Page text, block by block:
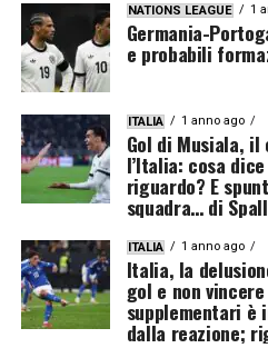
NATIONS LEAGUE 1
Germania-
e probabili
ITALIA 1 anno ago
Gol di Musiala,
l’Italia: cosa
riguardo? E
squadra… di
ITALIA 1 anno ago
Italia, la
gol e non
supplementari è
dalla reazione;